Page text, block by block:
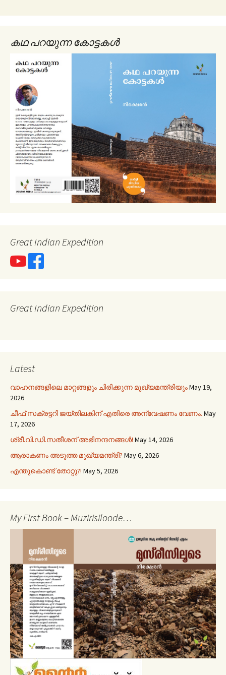
കഥ പറയുന്ന കോട്ടകൾ
Great Indian Expedition
Great Indian Expedition
Latest
വാഹനങ്ങളിലെ മാറ്റങ്ങളും ചിരിക്കുന്ന മുഖ്യമന്ത്രിയുംMay 19,
2026
ചീഫ് സക്രട്ടറി ജയ്തിലകിന് എതിരെ അന്വേഷണം വേണം. May
17, 2026
ശ്രീ.വി.ഡി.സതീശന് അഭിനന്ദനങ്ങൾ! May 14, 2026
ആരാകണം അടുത്ത മുഖ്യമന്ത്രി? May 6, 2026
എന്തുകൊണ്ട് തോറ്റു?! May 5, 2026
My First Book – Muzirisiloode…